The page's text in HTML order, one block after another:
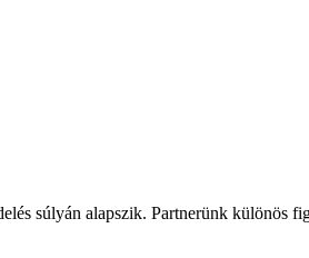
súlyán alapszik. Partnerünk különös